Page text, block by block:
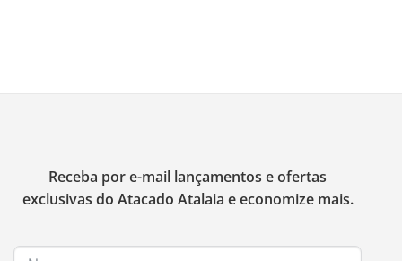
Receba por e-mail lançamentos e ofertas
exclusivas do Atacado Atalaia e economize mais.